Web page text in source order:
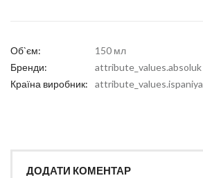
Об`єм:
150 мл
Бренди:
attribute_values.absoluk
Країна виробник:
attribute_values.ispaniya
ДОДАТИ КОМЕНТАР